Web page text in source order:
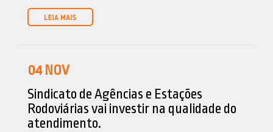
04 NOV
Sindicato de Agências e Estações
Rodoviárias vai investir na qualidade do
atendimento.